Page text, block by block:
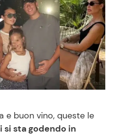
Cucina e Ricette
Consigli di Cucina
Le Ricette in TV
e buon vino, queste le
si sta godendo in